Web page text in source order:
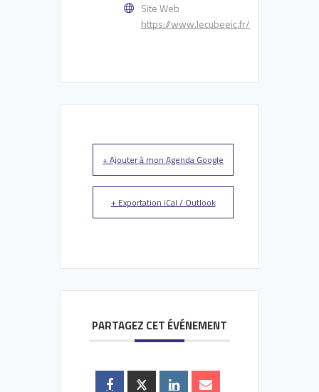
Site Web
https://www.lecubeeic.fr/
+ Ajouter à mon Agenda Google
+ Exportation iCal / Outlook
PARTAGEZ CET ÉVÉNEMENT